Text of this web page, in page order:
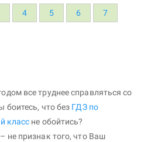
4 5 6 7
все труднее справляться со
что без ГДЗ по
класс не обойтись?
не признак того, что Ваш